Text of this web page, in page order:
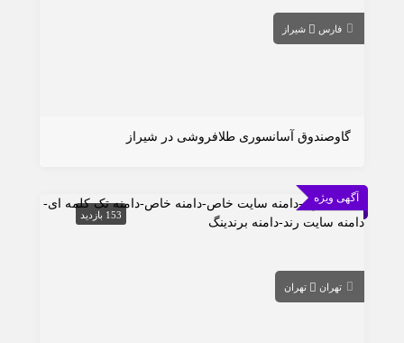
فارس شیراز
گاوصندوق آسانسوری طلافروشی در شیراز
آگهی ویژه
153 بازدید
تهران تهران